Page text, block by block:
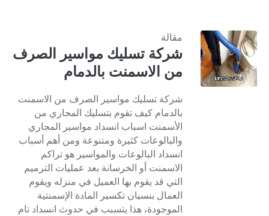
مقالة
شركة تسليك مواسير الصرف
من الاسمنت بالدمام
شركة تسليك مواسير الصرف من الاسمنت
بالدمام كيف تقوم بتسليك المجاري من
الأسمنت اسباب انسداد مواسير المجاري
والبالوعات كثيرة ومتنوعة ومن أهم أسباب
انسداد البالوعات والمواسير هو تراكم
الاسمنت أو الخرسانة بعد عمليات الترميم
التي قد يقوم بها العميل في منزله ويقوم
العمال بنسيان تكسير المادة الإسمنتية
الموجودة، هذا يتسبب في حدوث انسداد تام